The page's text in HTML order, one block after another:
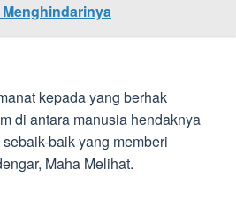
kepada yang berhak
di antara manusia hendaknya
baik yang memberi
Maha Melihat.